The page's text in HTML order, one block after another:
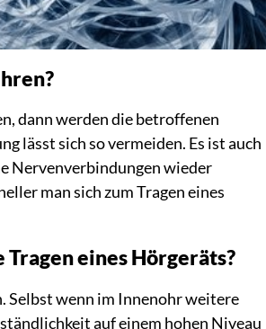
dann werden die betroffenen
lässt sich so vermeiden. Es ist auch
Nervenverbindungen wieder
man sich zum Tragen eines
eines Hörgeräts?
Selbst wenn im Innenohr weitere
auf einem hohen Niveau